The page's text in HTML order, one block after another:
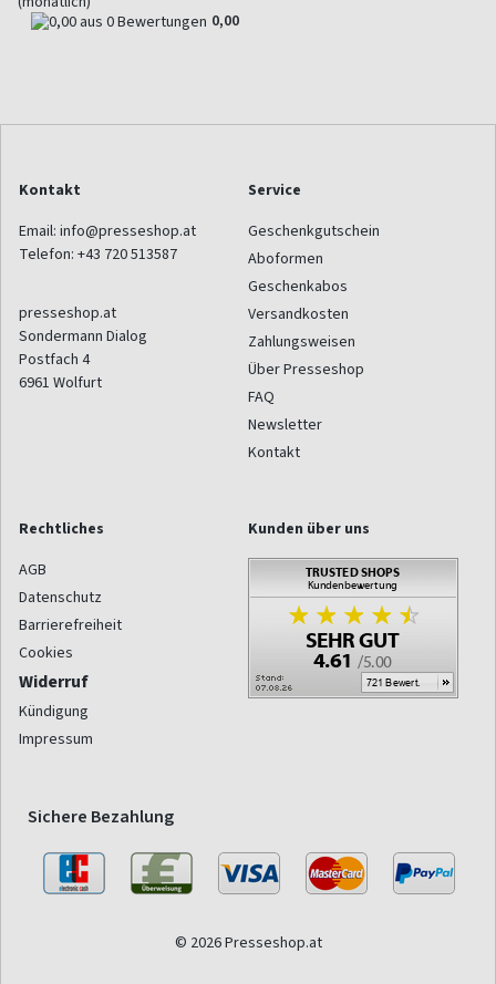
0,00
Kontakt
Email: info@presseshop.at
Telefon: +43 720 513587
presseshop.at
Sondermann Dialog
Postfach 4
6961 Wolfurt
Service
Geschenkgutschein
Aboformen
Geschenkabos
Versandkosten
Zahlungsweisen
Über Presseshop
FAQ
Newsletter
Kontakt
Rechtliches
AGB
Datenschutz
Barrierefreiheit
Cookies
Widerruf
Kündigung
Impressum
Kunden über uns
Sichere Bezahlung
© 2026 Presseshop.at